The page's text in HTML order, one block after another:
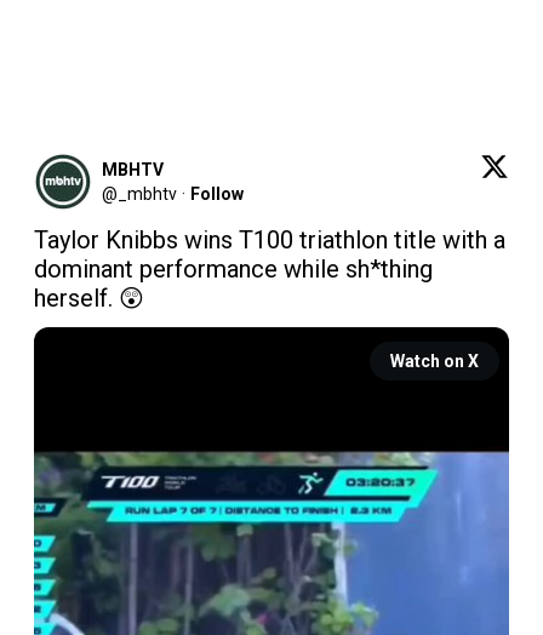
MBHTV
@ _mbhtv · Follow
Taylor Knibbs wins T100 triathlon title with a
dominant performance while sh*thing
herself. 😲
Watch on X